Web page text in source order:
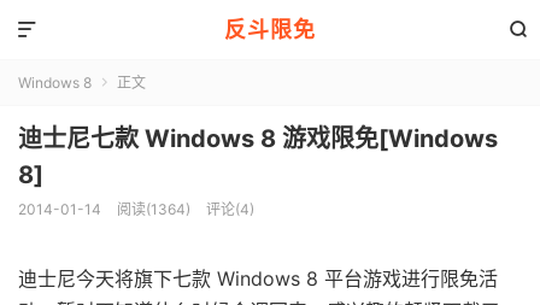
反斗限免 

Windows 8  正文
迪士尼七款 Windows 8 游戏限免[Windows
8]
2014-01-14 阅读(1364) 评论(4)
迪士尼今天将旗下七款 Windows 8 平台游戏进行限免活